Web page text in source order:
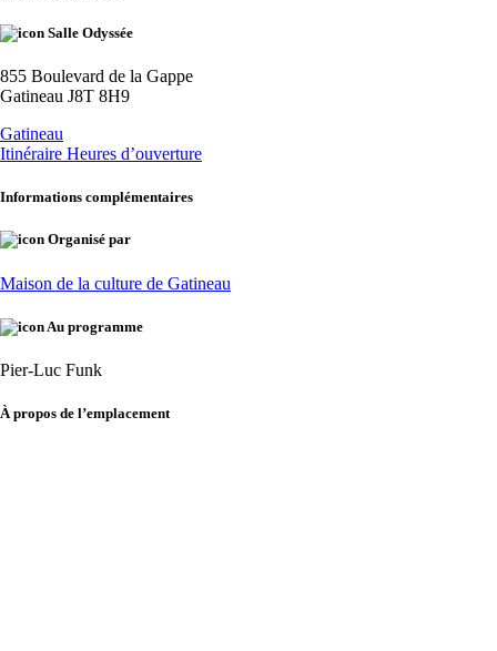
Salle Odyssée
855 Boulevard de la Gappe
Gatineau J8T 8H9
Gatineau
Itinéraire Heures d’ouverture
Informations complémentaires
Organisé par
Maison de la culture de Gatineau
Au programme
Pier-Luc Funk
À propos de l’emplacement